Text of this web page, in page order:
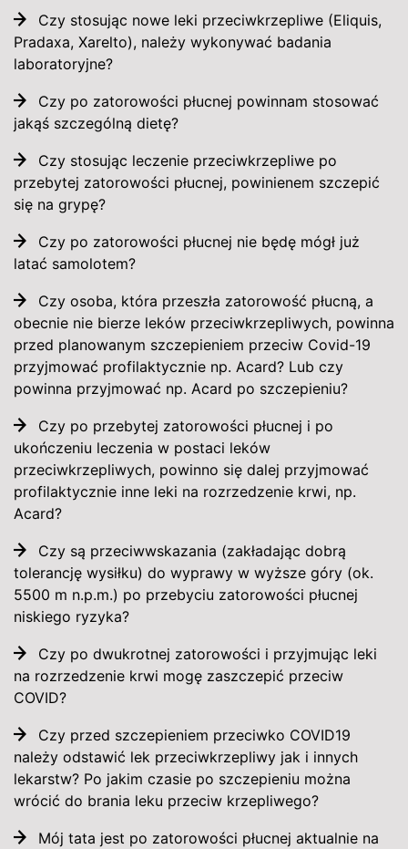
Czy stosując nowe leki przeciwkrzepliwe (Eliquis,
Pradaxa, Xarelto), należy wykonywać badania
laboratoryjne?
Czy po zatorowości płucnej powinnam stosować
jakąś szczególną dietę?
Czy stosując leczenie przeciwkrzepliwe po
przebytej zatorowości płucnej, powinienem szczepić
się na grypę?
Czy po zatorowości płucnej nie będę mógł już
latać samolotem?
Czy osoba, która przeszła zatorowość płucną, a
obecnie nie bierze leków przeciwkrzepliwych, powinna
przed planowanym szczepieniem przeciw Covid-19
przyjmować profilaktycznie np. Acard? Lub czy
powinna przyjmować np. Acard po szczepieniu?
Czy po przebytej zatorowości płucnej i po
ukończeniu leczenia w postaci leków
przeciwkrzepliwych, powinno się dalej przyjmować
profilaktycznie inne leki na rozrzedzenie krwi, np.
Acard?
Czy są przeciwwskazania (zakładając dobrą
tolerancję wysiłku) do wyprawy w wyższe góry (ok.
5500 m n.p.m.) po przebyciu zatorowości płucnej
niskiego ryzyka?
Czy po dwukrotnej zatorowości i przyjmując leki
na rozrzedzenie krwi mogę zaszczepić przeciw
COVID?
Czy przed szczepieniem przeciwko COVID19
należy odstawić lek przeciwkrzepliwy jak i innych
lekarstw? Po jakim czasie po szczepieniu można
wrócić do brania leku przeciw krzepliwego?
Mój tata jest po zatorowości płucnej aktualnie na